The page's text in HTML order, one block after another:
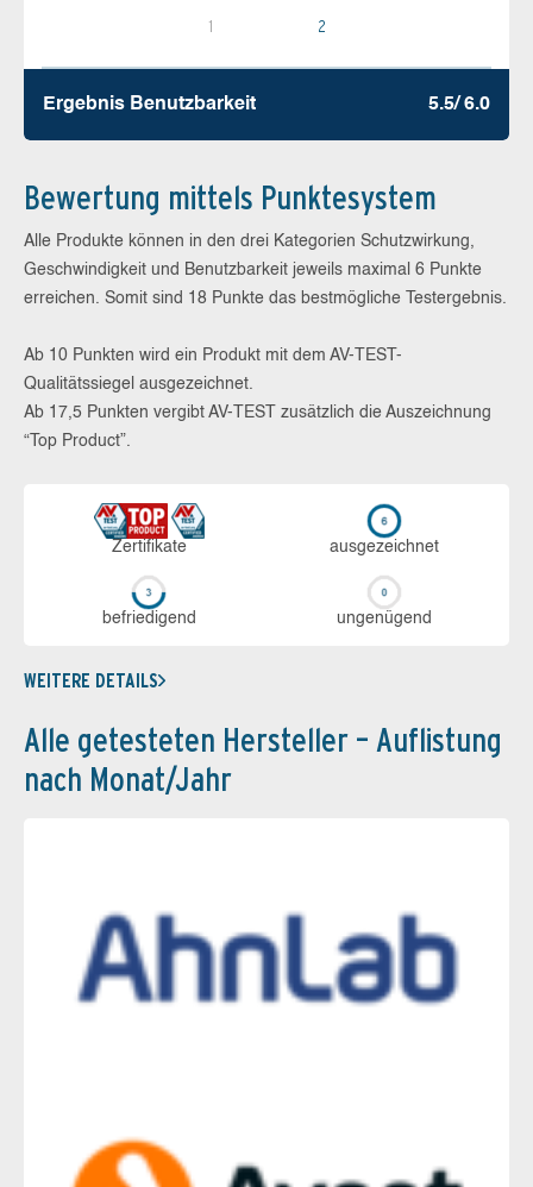
1 2
Ergebnis Benutz­barkeit 5.5/ 6.0
Bewertung mittels Punktesystem
Alle Produkte können in den drei Kategorien Schutzwirkung,
Geschwindigkeit und Benutzbarkeit jeweils maximal 6 Punkte
erreichen. Somit sind 18 Punkte das bestmögliche Testergebnis.
Ab 10 Punkten wird ein Produkt mit dem AV-TEST-
Qualitätssiegel ausgezeichnet.
Ab 17,5 Punkten vergibt AV-TEST zusätzlich die Auszeichnung
“Top Product”.
Zerti­fikate aus­ge­zeich­net
be­frie­di­gend un­ge­nü­gend
WEITERE DETAILS
Alle getesteten Hersteller – Auflistung
nach Monat/Jahr